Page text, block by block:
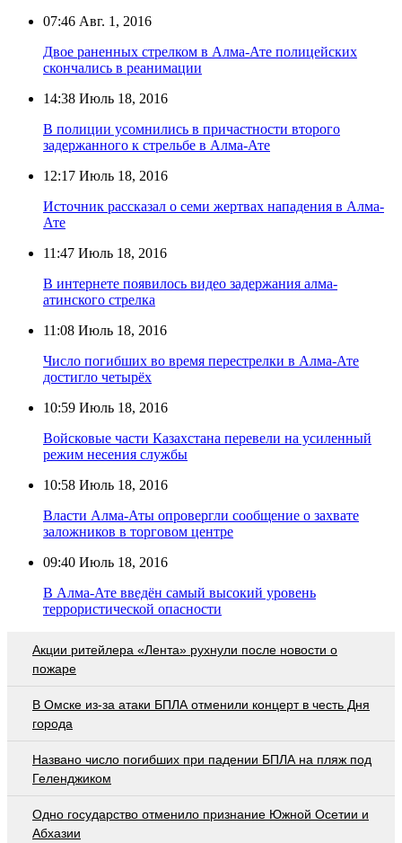
07:46 Авг. 1, 2016
Двое раненных стрелком в Алма-Ате полицейских
скончались в реанимации
14:38 Июль 18, 2016
В полиции усомнились в причастности второго
задержанного к стрельбе в Алма-Ате
12:17 Июль 18, 2016
Источник рассказал о семи жертвах нападения в Алма-
Ате
11:47 Июль 18, 2016
В интернете появилось видео задержания алма-
атинского стрелка
11:08 Июль 18, 2016
Число погибших во время перестрелки в Алма-Ате
достигло четырёх
10:59 Июль 18, 2016
Войсковые части Казахстана перевели на усиленный
режим несения службы
10:58 Июль 18, 2016
Власти Алма-Аты опровергли сообщение о захвате
заложников в торговом центре
09:40 Июль 18, 2016
В Алма-Ате введён самый высокий уровень
террористической опасности
Акции ритейлера «Лента» рухнули после новости о
пожаре
В Омске из-за атаки БПЛА отменили концерт в честь Дня
города
Названо число погибших при падении БПЛА на пляж под
Геленджиком
Одно государство отменило признание Южной Осетии и
Абхазии